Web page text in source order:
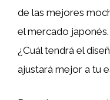
de las mejores
el mercado
¿Cuál tendrá el
ajustará mejor a tu